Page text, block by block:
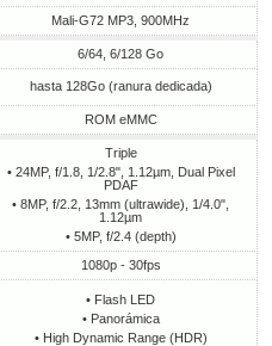
Mali-G72 MP3, 900MHz
6/64, 6/128 Go
hasta 128Go (ranura dedicada)
ROM eMMC
Triple
• 24MP, f/1.8, 1/2.8", 1.12µm, Dual Pixel
PDAF
• 8MP, f/2.2, 13mm (ultrawide), 1/4.0",
1.12µm
• 5MP, f/2.4 (depth)
1080p - 30fps
• Flash LED
• Panorámica
• High Dynamic Range (HDR)